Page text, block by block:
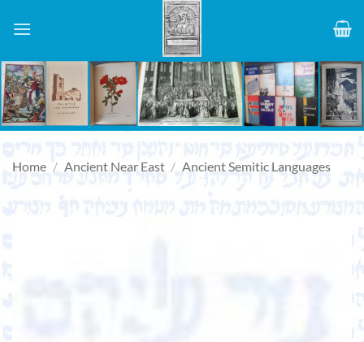
Home / Ancient Near East / Ancient Semitic Languages